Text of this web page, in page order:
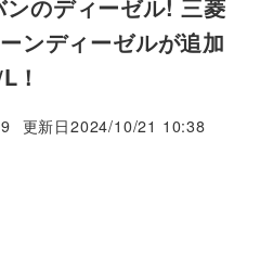
のディーゼル! 三菱
ンディーゼルが追加
！
更新日2024/10/21 10:38